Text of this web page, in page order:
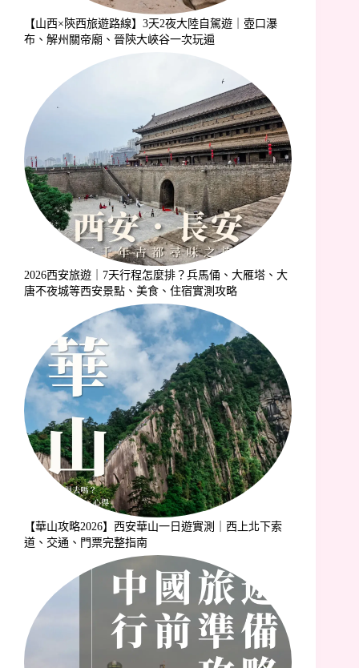
【山西×陝西旅遊路線】3天2夜大陸自駕遊｜壺口瀑
布、解州關帝廟、晉陝大峽谷一次玩遍
2026西安旅遊｜7天行程怎麼排？兵馬俑、大雁塔、大
唐不夜城等西安景點、美食、住宿實測攻略
【華山攻略2026】西安華山一日遊實測｜西上北下索
道、交通、門票完整指南